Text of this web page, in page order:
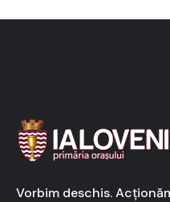
Vorbim deschis.